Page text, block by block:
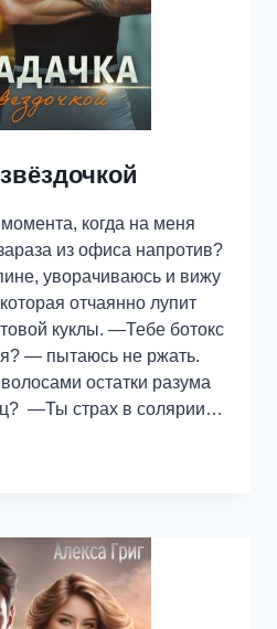
когда на меня
из офиса напротив?
уворачиваюсь и вижу
отчаянно лупит
куклы. —Тебе ботокс
— пытаюсь не ржать.
остатки разума
—Ты страх в солярии…